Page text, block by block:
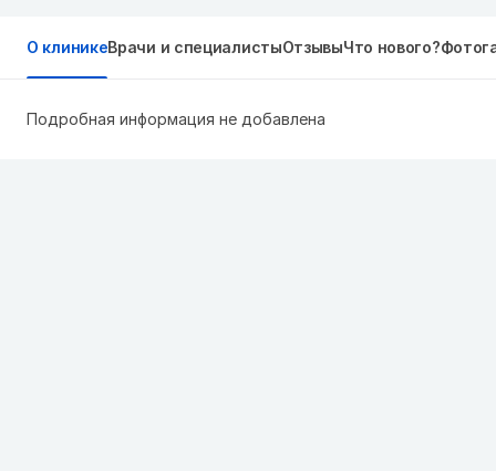
О клиникеВрачи и специалистыОтзывыЧто нового?
Подробная информация не добавлена